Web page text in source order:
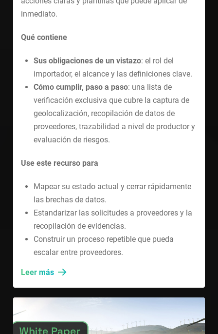
inmediato.
Qué contiene
Sus obligaciones de un vistazo: el rol del
importador, el alcance y las definiciones clave.
Cómo cumplir, paso a paso: una lista de
verificación exclusiva que cubre la captura de
geolocalización, recopilación de datos de
proveedores, trazabilidad a nivel de productor y
evaluación de riesgos.
Use este recurso para
Mapear su estado actual y cerrar rápidamente
las brechas de datos.
Estandarizar las solicitudes a proveedores y la
recopilación de evidencias.
Construir un proceso repetible que pueda
escalar entre proveedores.
Leer más